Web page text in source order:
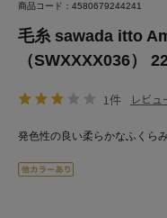
商品コード：4580679244241
毛糸 sawada itto
（SWXXXX036）
1件 レビュ
発色性の良い柔らかなふくら